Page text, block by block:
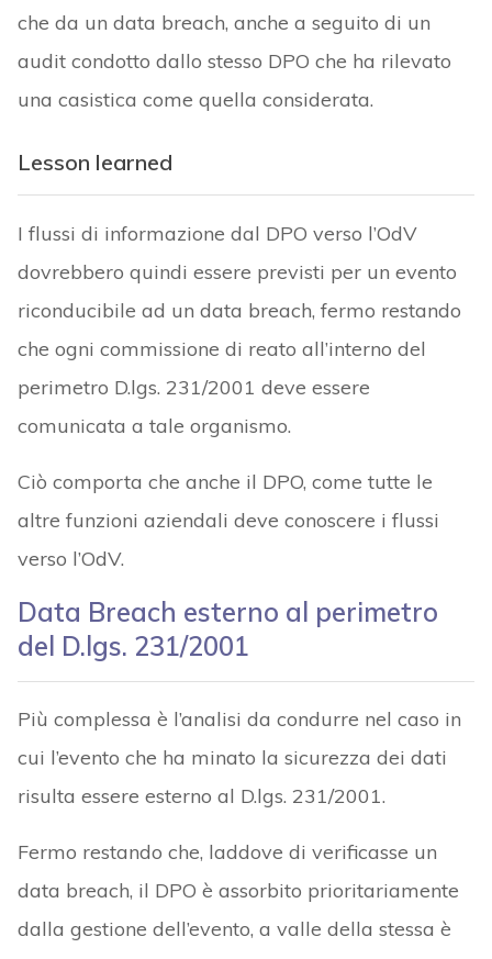
che da un data breach, anche a seguito di un
audit condotto dallo stesso DPO che ha rilevato
una casistica come quella considerata.
Lesson learned
I flussi di informazione dal DPO verso l’OdV
dovrebbero quindi essere previsti per un evento
riconducibile ad un data breach, fermo restando
che ogni commissione di reato all’interno del
perimetro D.lgs. 231/2001 deve essere
comunicata a tale organismo.
Ciò comporta che anche il DPO, come tutte le
altre funzioni aziendali deve conoscere i flussi
verso l’OdV.
Data Breach esterno al perimetro
del D.lgs. 231/2001
Più complessa è l’analisi da condurre nel caso in
cui l’evento che ha minato la sicurezza dei dati
risulta essere esterno al D.lgs. 231/2001.
Fermo restando che, laddove di verificasse un
data breach, il DPO è assorbito prioritariamente
dalla gestione dell’evento, a valle della stessa è